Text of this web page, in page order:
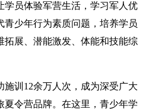
学员体验军营生活，学习军人优
青少年行为素质问题，培养学员
拓展、潜能激发、体能和技能综
施训12余万人次，成为深受广大
夏令营品牌。在这里，青少年学